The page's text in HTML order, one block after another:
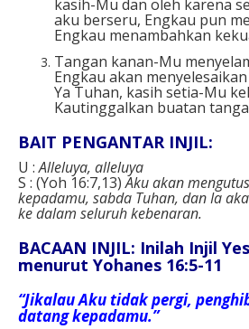
kasih-Mu dan oleh karena
aku berseru, Engkau pun
Engkau menambahkan
Tangan kanan-Mu
Engkau akan
Ya Tuhan, kasih setia-Mu
Kautinggalkan buatan
BAIT PENGANTAR INJIL:
U :Alleluya, alleluya
S : (Yoh 16:7,13)Aku akan
kepadamu, sabda Tuhan, dan Ia
ke dalam seluruh kebenaran.
BACAAN INJIL: Inilah Injil
menurut Yohanes 16:5-11
“Jikalau Aku tidak pergi,
datang kepadamu.”